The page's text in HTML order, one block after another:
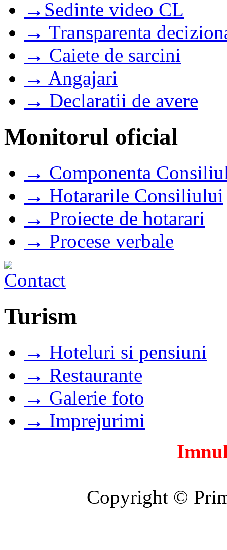
→Sedinte video CL
→ Transparenta
→ Caiete de sarcini
→ Angajari
→ Declaratii de avere
Monitorul oficial
→ Componenta
→ Hotararile Consiliului
→ Proiecte de hotarari
→ Procese verbale
Turism
→ Hoteluri si pensiuni
→ Restaurante
→ Galerie foto
→ Imprejurimi
Copyright ©